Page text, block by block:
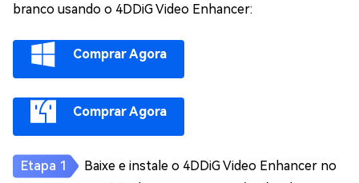
branco usando o 4DDiG Video Enhancer:
Comprar Agora
Comprar Agora
Baixe e instale o 4DDiG Video Enhancer no